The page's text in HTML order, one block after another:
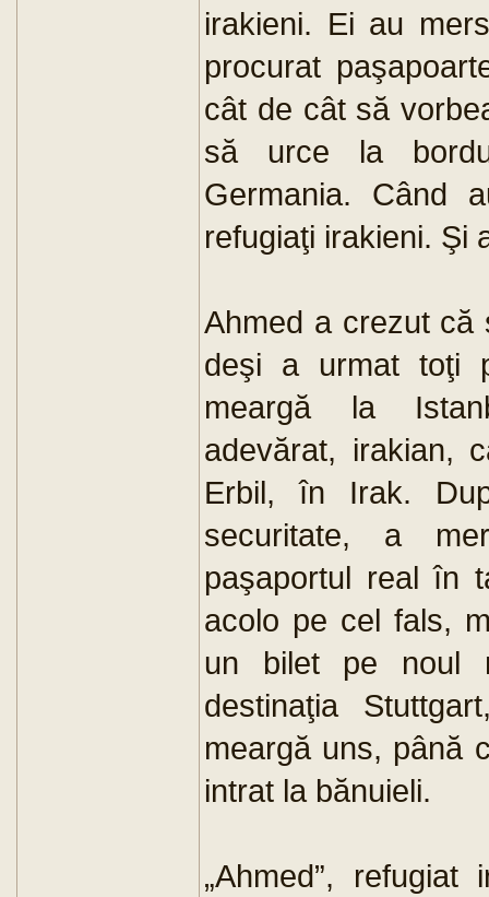
irakieni. Ei au
procurat
cât de cât să
să urce la
Germania. Când
refugiaţi irakieni. Şi
Ahmed a crezut
deşi a urmat toţi
meargă la
adevărat, irakian,
Erbil, în Irak.
securitate, a
paşaportul real în
acolo pe cel fals,
un bilet pe noul
destinaţia
meargă uns, până
intrat la bănuieli.
„Ahmed”,